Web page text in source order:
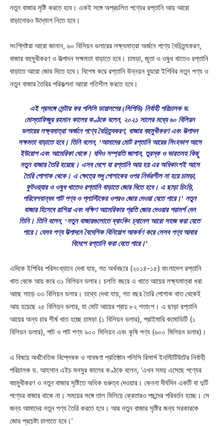
নতুন বাজার সৃষ্টি করতে হবে। একই সঙ্গে অপ্রচলিত পণ্যের রপ্তানি আয় আরো
বাড়ানোরও উদ্যোগ নিতে হবে।
সংশ্লিষ্টরা আরো জানান, ৬০ বিলিয়ন ডলারের লক্ষ্যমাত্রা অর্জনে পণ্যে বৈচিত্র্যকরণ,
বাজার বহুমুখীকরণ ও উত্পাদন সক্ষমতা বাড়াতে হবে। চামড়া, জুতা ও ওষুধ খাতেও রপ্তানি
বাড়াতে আরো জোর দিতে হবে। বিশেষ করে রপ্তানি উন্নয়ন ব্যুরো ইপিবির নতুন পণ্য ও
নতুন বাজার তৈরির পরিকল্পনা আরো গতিশীল করতে হবে।
এই প্রসঙ্গে সেন্টার ফর পলিসি ডায়ালগের (সিপিডি) নির্বাহী পরিচালক ড.
মোস্তাফিজুর রহমান কালের কণ্ঠকে বলেন, ২০২১ সালের মধ্যে ৬০ বিলিয়ন
ডলারের লক্ষ্যমাত্রা অর্জনে পণ্যে বৈচিত্র্যকরণ, বাজার বহুমুখীকরণ এবং উত্পাদন
সক্ষমতা বাড়াতে হবে। তিনি বলেন, ‘আমাদের মোট রপ্তানি আয়ের সিংহভাগ আসে
ইউরোপ এবং আমেরিকা থেকে। যদিও সম্প্রতি জাপান, তুরস্ক ও ভারতসহ কিছু
নতুন বাজার তৈরি হয়েছে। এসব দেশে যা রপ্তানি আয় হয় এর অধিকাংশই আসে
তৈরি পোশাক থেকে। এ ক্ষেত্রে শুধু পোশাকের ওপর নির্ভরশীল না হয়ে চামড়া,
ফুটওয়্যার ও ওষুধ খাতেও রপ্তানি বাড়াতে জোর দিতে হবে। এ ছাড়া চিংড়ি,
পরিবেশবান্ধব পাট পণ্য ও প্লাস্টিকের ওপরও জোর দেওয়া যেতে পারে।’ নতুন
বাজার হিসেবে রাশিয়া এবং দক্ষিণ আমেরিকার প্রতি জোর দেওয়ার পরামর্শ দেন
তিনি। তিনি বলেন, ‘নতুন বাজারগুলোতে ব্যাংকিং চ্যানেল আরো সহজ করা যেতে
পারে। যেসব পণ্য উত্পাদনে বৈদেশিক বিনিয়োগ আকর্ষণ করে সেসব পণ্য আবার
বিদেশে রপ্তানি করা যেতে পারে।’
এদিকে ইপিবির পরিসংখ্যানে দেখা যায়, গত অর্থবছরে (২০১৪-১৫) বাংলাদেশ রপ্তানি
খাত থেকে আয় করে ৩১ বিলিয়ন ডলার। চলতি বছরে এ খাতে আয়ের লক্ষ্যমাত্রা ধরা
আছে সাড়ে ৩৩ বিলিয়ন ডলার। তথ্যে দেখা যায়, গত বছর তৈরি পোশাক খাত থেকেই
আয় হয়েছে ২৫ বিলিয়ন ডলার, যা মোট আয়ের প্রায় ৮২ শতাংশ। এ ছাড়া রপ্তানি
আয়ের অন্য চার শীর্ষ খাত হচ্ছে চামড়া (১ বিলিয়ন ডলার), প্রাইমারি কমোডিটি (১
বিলিয়ন ডলার), পাট ও পাট পণ্য ৯০০ মিলিয়ন এবং কৃষি পণ্য (৬০০ মিলিয়ন ডলার)।
এ বিষয়ে অর্থনৈতিক বিশ্লেষক ও গবেষণা প্রতিষ্ঠান পলিসি রিসার্স ইনস্টিটিউটের নির্বাহী
পরিচালক ড. আহসান এইচ মনসুর কালের কণ্ঠকে বলেন, ‘এখন সময় এসেছে পণ্যের
বহুমুখীকরণ ও নতুন বাজার সৃষ্টিতে অধিক গুরুত্ব দেওয়ার। কেননা দীর্ঘদিন একটি বা দুটি
পণ্যের বাজার থাকে না। সময়ের সঙ্গে তাল মিলিয়ে ক্রেতারও পছন্দের পরিবর্তন হচ্ছে। সে
জন্য আমাদের নতুন পণ্য তৈরি করতে হবে। আর নতুন বাজার সৃষ্টির জন্য সরকারকে
জোর প্রচেষ্টা চালাতে হবে।’